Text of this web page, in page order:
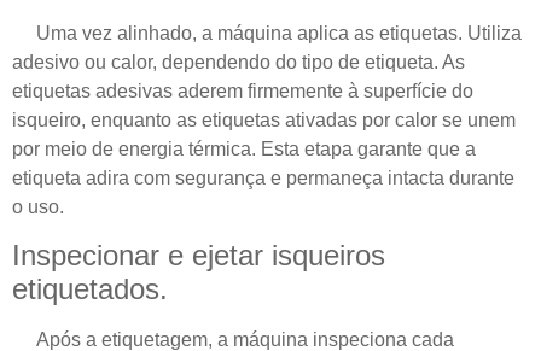
Uma vez alinhado, a máquina aplica as etiquetas. Utiliza
adesivo ou calor, dependendo do tipo de etiqueta. As
etiquetas adesivas aderem firmemente à superfície do
isqueiro, enquanto as etiquetas ativadas por calor se unem
por meio de energia térmica. Esta etapa garante que a
etiqueta adira com segurança e permaneça intacta durante
o uso.
Inspecionar e ejetar isqueiros
etiquetados.
Após a etiquetagem, a máquina inspeciona cada